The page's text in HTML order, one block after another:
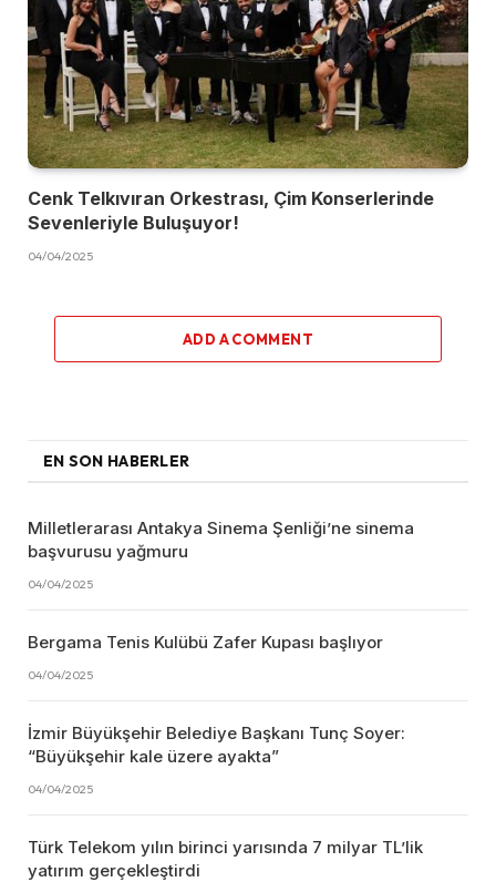
Cenk Telkıvıran Orkestrası, Çim Konserlerinde
Sevenleriyle Buluşuyor!
04/04/2025
ADD A COMMENT
EN SON HABERLER
Milletlerarası Antakya Sinema Şenliği’ne sinema
başvurusu yağmuru
04/04/2025
Bergama Tenis Kulübü Zafer Kupası başlıyor
04/04/2025
İzmir Büyükşehir Belediye Başkanı Tunç Soyer:
“Büyükşehir kale üzere ayakta”
04/04/2025
Türk Telekom yılın birinci yarısında 7 milyar TL’lik
yatırım gerçekleştirdi